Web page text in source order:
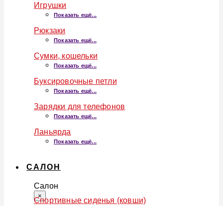
Игрушки
Показать ещё...
Рюкзаки
Показать ещё...
Сумки, кошельки
Показать ещё...
Буксировочные петли
Показать ещё...
Зарядки для телефонов
Показать ещё...
Ланьярда
Показать ещё...
САЛОН
Салон
×
Спортивные сиденья (ковши)